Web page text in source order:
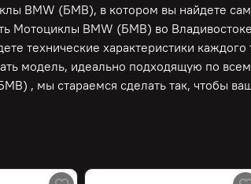
BMW (БМВ), в котором вы найдете
Мотоциклы BMW (БМВ) во
технические характеристики
модель, идеально подходящую по
, мы стараемся сделать так, чтобы